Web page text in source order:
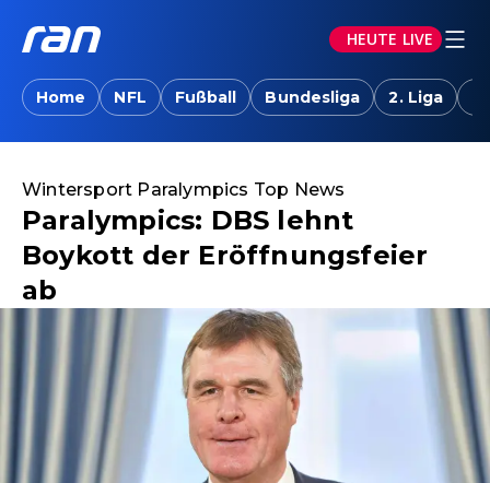
HEUTE LIVE
Home NFL Fußball Bundesliga 2. Liga
Wintersport Paralympics Top News
Paralympics: DBS lehnt
Boykott der Eröffnungsfeier
ab